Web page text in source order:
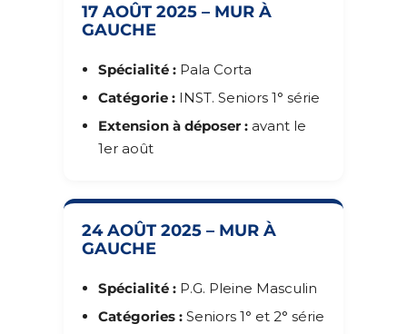
17 AOÛT 2025 – MUR À
GAUCHE
Spécialité : Pala Corta
Catégorie : INST. Seniors 1° série
Extension à déposer : avant le
1er août
24 AOÛT 2025 – MUR À
GAUCHE
Spécialité : P.G. Pleine Masculin
Catégories : Seniors 1° et 2° série